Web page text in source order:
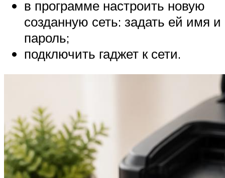
в программе настроить новую
созданную сеть: задать ей имя и
пароль;
подключить гаджет к сети.